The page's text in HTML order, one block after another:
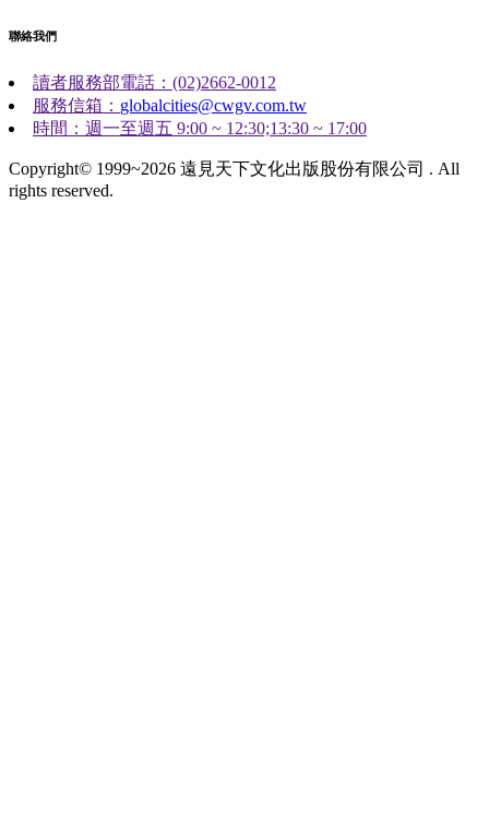
聯絡我們
讀者服務部電話：(02)2662-0012
服務信箱： globalcities@cwgv.com.tw
時間：週一至週五 9:00 ~ 12:30;13:30 ~ 17:00
Copyright© 1999~2026 遠見天下文化出版股份有限公司 . All
rights reserved.